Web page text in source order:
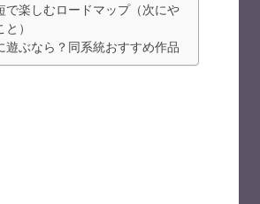
で楽しむロードマップ（次にや
と）
遊ぶなら？同系統おすすめ作品